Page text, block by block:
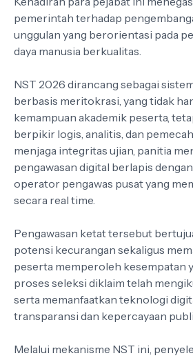
pemerintah terhadap
unggulan yang berorientasi pada
daya manusia berkualitas.
NST 2026 dirancang sebagai
berbasis meritokrasi, yang tidak
kemampuan akademik peserta,
berpikir logis, analitis, dan
menjaga integritas ujian, panitia
pengawasan digital berlapis
operator pengawas pusat yang
secara real time.
Pengawasan ketat tersebut
potensi kecurangan sekaligus
peserta memperoleh kesempatan
proses seleksi diklaim telah
serta memanfaatkan teknologi
transparansi dan kepercayaan
Melalui mekanisme NST ini,